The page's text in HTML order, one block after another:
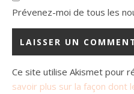
Prévenez-moi de tous les
Ce site utilise Akismet pour
savoir plus sur la façon dont